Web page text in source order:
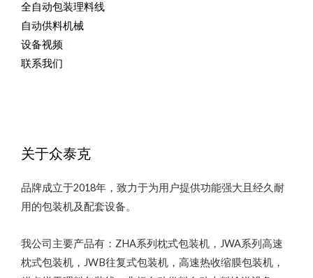
全自动包装理料线
自动供料机械
设备视频
联系我们
关于众泰克
品牌成立于2018年，致力于为用户提供功能强大且经久耐
用的包装机及配套设备。
我公司主要产品有：ZHA系列枕式包装机，JWA系列高速
枕式包装机，JWB往复式包装机，高速热收缩膜包装机，